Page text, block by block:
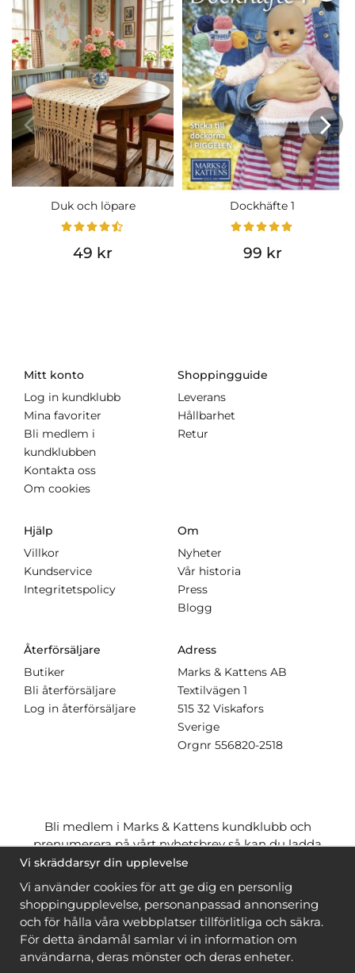
Duk och löpare
49 kr
Dockhäfte 1
99 kr
Mitt konto
Log in kundklubb
Mina favoriter
Bli medlem i
kundklubben
Kontakta oss
Om cookies
Shoppingguide
Leverans
Hållbarhet
Retur
Hjälp
Villkor
Kundservice
Integritetspolicy
Om
Nyheter
Vår historia
Press
Blogg
Återförsäljare
Butiker
Bli återförsäljare
Log in återförsäljare
Adress
Marks & Kattens AB
Textilvägen 1
515 32 Viskafors
Sverige
Orgnr 556820-2518
Bli medlem i Marks & Kattens kundklubb och
prenumerera på vårt nyhetsbrev så kan du ladda
ner många mönstergratisoch få många
när du handlar garn till mönstret. Du ser vilka som
är
gratis när du är inloggad
Bli medlem
Vi skräddarsyr din upplevelse
Vi använder cookies för att ge dig en personlig
shoppingupplevelse, personanpassad annonsering
och för hålla våra webbplatser tillförlitliga och säkra.
För detta ändamål samlar vi in information om
användarna, deras mönster och deras enheter.